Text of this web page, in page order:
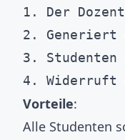
1. Der
2. Generiert
3. Studenten
Vorteile:
Alle Studenten